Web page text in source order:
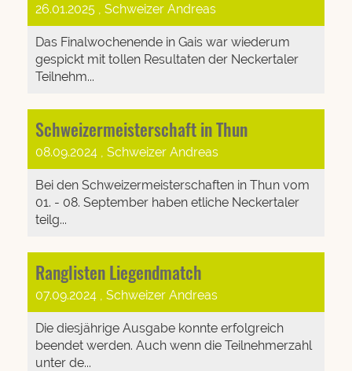
26.01.2025 , Schweizer Andreas
Das Finalwochenende in Gais war wiederum
gespickt mit tollen Resultaten der Neckertaler
Teilnehm...
Schweizermeisterschaft in Thun
08.09.2024 , Schweizer Andreas
Bei den Schweizermeisterschaften in Thun vom
01. - 08. September haben etliche Neckertaler
teilg...
Ranglisten Liegendmatch
07.09.2024 , Schweizer Andreas
Die diesjährige Ausgabe konnte erfolgreich
beendet werden. Auch wenn die Teilnehmerzahl
unter de...